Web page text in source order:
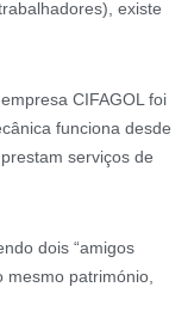
existe
CIFAGOL foi
funciona desde
serviços de
dois “amigos
património,